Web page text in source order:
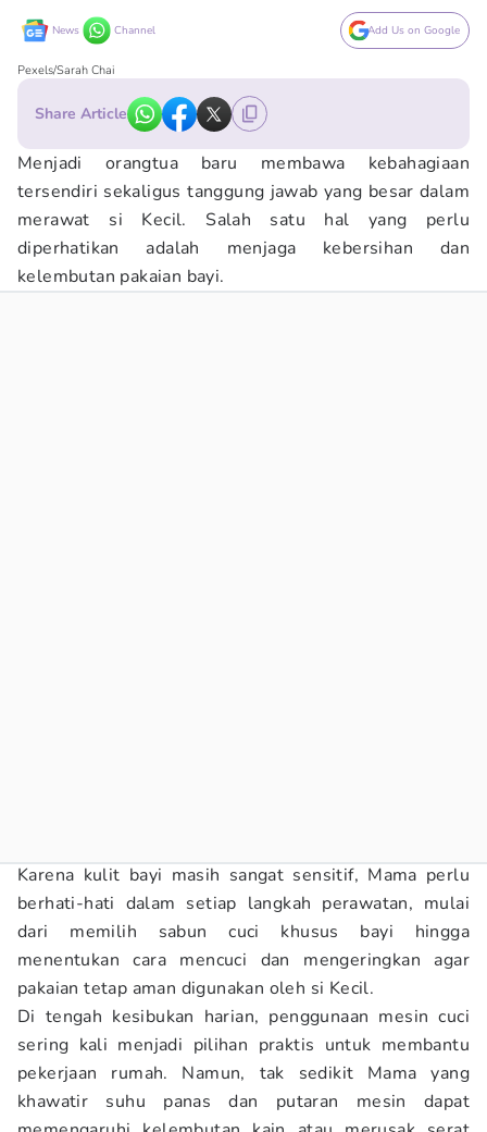
News Channel Add Us on Google
Pexels/Sarah Chai
Share Article
Menjadi orangtua baru membawa kebahagiaan
tersendiri sekaligus tanggung jawab yang besar dalam
merawat si Kecil. Salah satu hal yang perlu
diperhatikan adalah menjaga kebersihan dan
kelembutan pakaian bayi.
Karena kulit bayi masih sangat sensitif, Mama perlu
berhati-hati dalam setiap langkah perawatan, mulai
dari memilih sabun cuci khusus bayi hingga
menentukan cara mencuci dan mengeringkan agar
pakaian tetap aman digunakan oleh si Kecil.
Di tengah kesibukan harian, penggunaan mesin cuci
sering kali menjadi pilihan praktis untuk membantu
pekerjaan rumah. Namun, tak sedikit Mama yang
khawatir suhu panas dan putaran mesin dapat